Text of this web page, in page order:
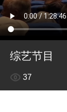
综艺节目
37